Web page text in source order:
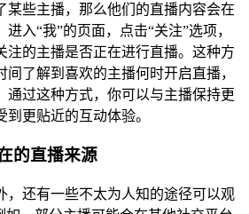
某些主播，那么他们的直播内容会在
入“我”的页面，点击“关注”选项，
注的主播是否正在进行直播。这种方
间了解到喜欢的主播何时开启直播，
通过这种方式，你可以与主播保持更
到更贴近的互动体验。
的直播来源
，还有一些不太为人知的途径可以观